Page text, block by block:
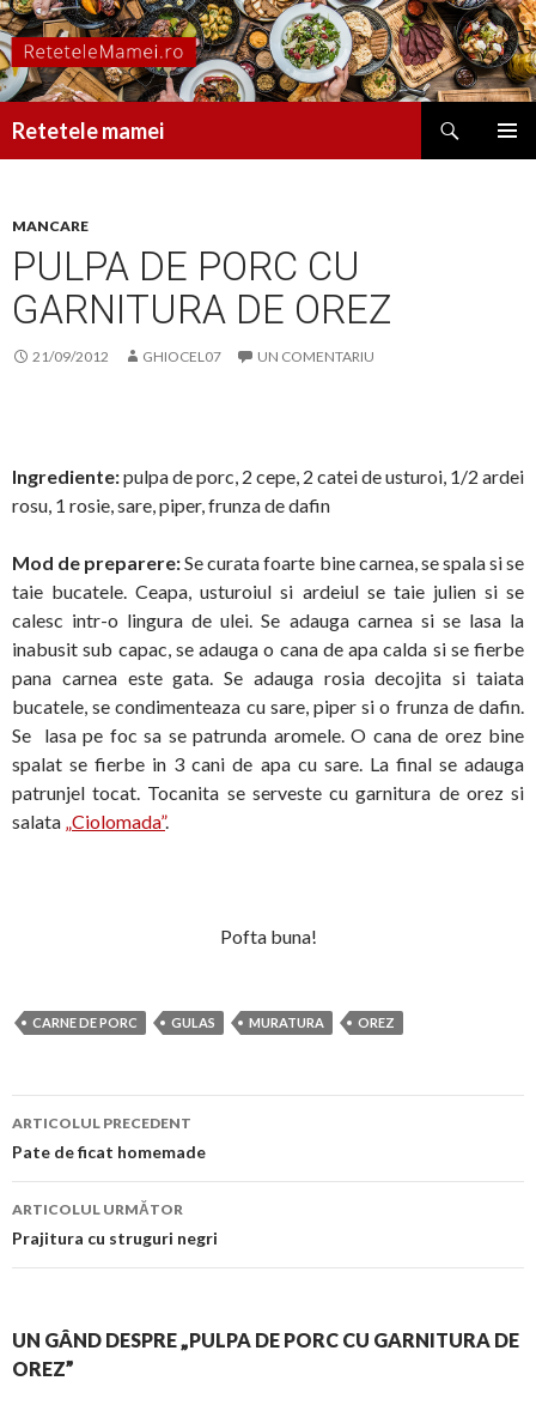
Retetele mamei
MANCARE
PULPA DE PORC CU
GARNITURA DE OREZ
21/09/2012 GHIOCEL07 UN COMENTARIU
Ingrediente:pulpa de porc, 2 cepe, 2 catei de usturoi, 1/2 ardei
rosu, 1 rosie, sare, piper, frunza de dafin
Mod de preparere:Se curata foarte bine carnea, se spala si se
taie bucatele. Ceapa, usturoiul si ardeiul se taie julien si se
calesc intr-o lingura de ulei. Se adauga carnea si se lasa la
inabusit sub capac, se adauga o cana de apa calda si se fierbe
pana carnea este gata. Se adauga rosia decojita si taiata
bucatele, se condimenteaza cu sare, piper si o frunza de dafin.
Se lasa pe foc sa se patrunda aromele. O cana de orez bine
spalat se fierbe in 3 cani de apa cu sare. La final se adauga
patrunjel tocat. Tocanita se serveste cu garnitura de orez si
salata „Ciolomada”.
Pofta buna!
CARNE DE PORC GULAS MURATURA OREZ
Navigare
în
articol
ARTICOLUL PRECEDENT
Pate de ficat homemade
ARTICOLUL URMĂTOR
Prajitura cu struguri negri
UN GÂND DESPRE „PULPA DE PORC CU GARNITURA DE
OREZ”